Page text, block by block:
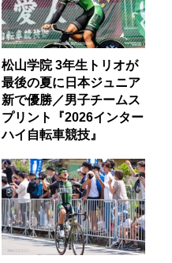
松山学院 3年生トリオが
最後の夏に日本ジュニア
新で優勝／男子チームス
プリント『2026インター
ハイ自転車競技』